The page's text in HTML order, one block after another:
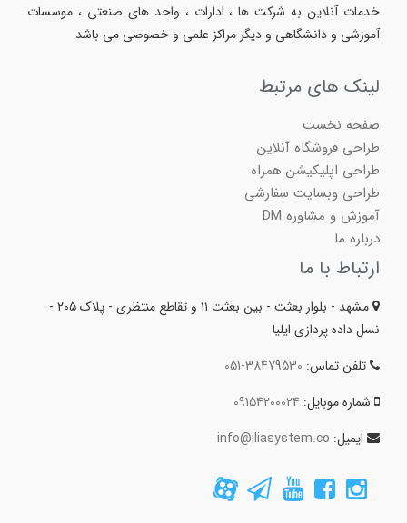
خدمات آنلاین به شرکت ها ، ادارات ، واحد های صنعتی ، موسسات
آموزشی و دانشگاهی و دیگر مراکز علمی و خصوصی می باشد
لینک های مرتبط
صفحه نخست
طراحی فروشگاه آنلاین
طراحی اپلیکیشن همراه
طراحی وبسایت سفارشی
آموزش و مشاوره DM
درباره ما
ارتباط با ما
مشهد - بلوار بعثت - بین بعثت ۱۱ و تقاطع منتظری - پلاک ۲۰۵ -
نسل داده پردازی ایلیا
تلفن تماس: 051-38479530
شماره موبایل: 09154200024
ایمیل: info@iliasystem.co